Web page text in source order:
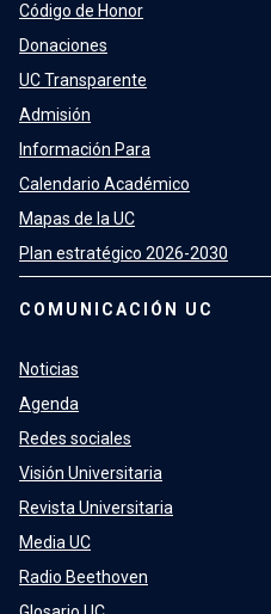
Código de Honor
Donaciones
UC Transparente
Admisión
Información Para
Calendario Académico
Mapas de la UC
Plan estratégico 2026-2030
COMUNICACIÓN UC
Noticias
Agenda
Redes sociales
Visión Universitaria
Revista Universitaria
Media UC
Radio Beethoven